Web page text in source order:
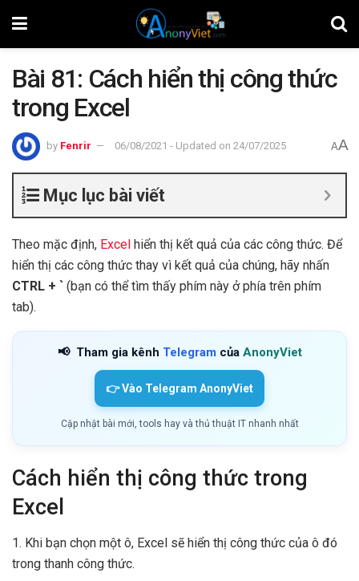
Bài 81: Cách hiển thị công thức
trong Excel
by Fenrir 06/08/2021 - Updated on 24/07/2025 AA
Mục lục bài viết
Theo mặc định, Excel hiển thị kết quả của các công thức. Để
hiển thị các công thức thay vì kết quả của chúng, hãy nhấn
CTRL + ` (bạn có thể tìm thấy phím này ở phía trên phím
tab).
📢 Tham gia kênh Telegram của AnonyViet
👉 Vào Telegram AnonyViet
Cập nhật bài mới, tools hay và thủ thuật IT nhanh nhất
Cách hiển thị công thức trong
Excel
1. Khi bạn chọn một ô, Excel sẽ hiển thị công thức của ô đó
trong thanh công thức.